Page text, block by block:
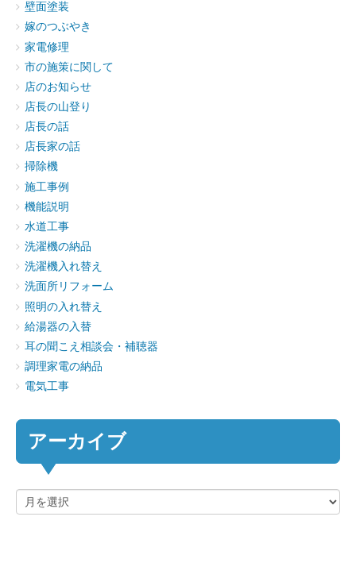
壁面塗装
嫁のつぶやき
家電修理
市の施策に関して
店のお知らせ
店長の山登り
店長の話
店長家の話
掃除機
施工事例
機能説明
水道工事
洗濯機の納品
洗濯機入れ替え
洗面所リフォーム
照明の入れ替え
給湯器の入替
耳の聞こえ相談会・補聴器
調理家電の納品
電気工事
アーカイブ